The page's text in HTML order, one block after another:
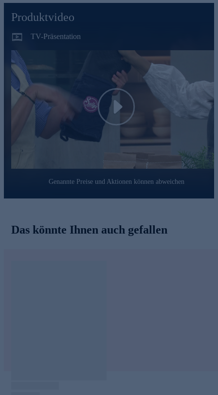
lange Baumwollmanschetten
hitzebeständig bis 230 Grad
für Rechts- und Linkshänder
Produktvideo
TV-Präsentation
Play
Genannte Preise und Aktionen können abweichen
Das könnte Ihnen auch gefallen